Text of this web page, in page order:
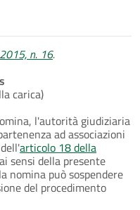
n. 16.
carica)
l'autorità giudiziaria
ad associazioni
articolo 18 della
sensi della presente
nomina può sospendere
del procedimento